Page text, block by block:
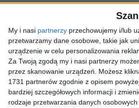
My i nasi partnerzy przechowujemy i/lub
przetwarzamy dane osobowe, takie jak
urządzenie w celu personalizowania
Za Twoją zgodą my i nasi partnerzy
przez skanowanie urządzeń. Możesz
1731 partnerów zgodnie z opisem
bardziej szczegółowych informacji i
rodzaje przetwarzania danych
lutego, przyp. red.) ma być wyrazem
zieleni oraz wpływają na paraliż
Rzecznego Drwinka spodziewa się,
nie tylko o Piaski Nowe i Piaski
smogiem i tłoczenie się na wąskich i
Transportu, przeciwko któremu
mają również inne wydziały
Jacka Majchrowskiego.